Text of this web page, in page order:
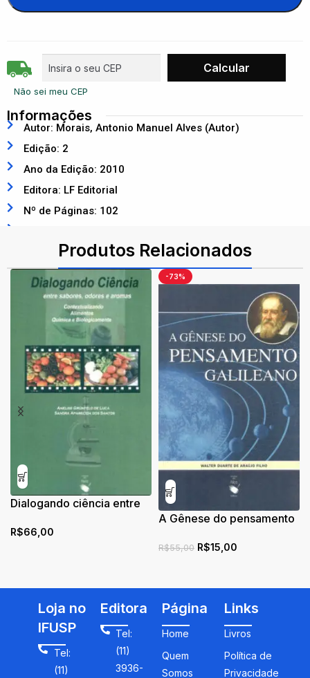
Não sei meu CEP
Informações
Autor: Morais, Antonio Manuel Alves (Autor)
Edição: 2
Ano da Edição: 2010
Editora: LF Editorial
Nº de Páginas: 102
Produtos Relacionados
Dialogando ciência entre
contextualizando
R$66,00
-73%
A Gênese do pensamento
R$55,00 R$15,00
Loja no
IFUSP
Tel:
(11)
Editora
Tel:
(11)
3936-
Página
Home
Quem
Somos
Links
Livros
Política de
Privacidade